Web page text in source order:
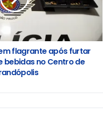
flagrante após furtar
bebidas no Centro de